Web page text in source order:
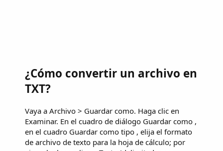
¿Cómo convertir un archivo en
TXT?
Vaya a Archivo > Guardar como. Haga clic en
Examinar. En el cuadro de diálogo Guardar como ,
en el cuadro Guardar como tipo , elija el formato
de archivo de texto para la hoja de cálculo; por